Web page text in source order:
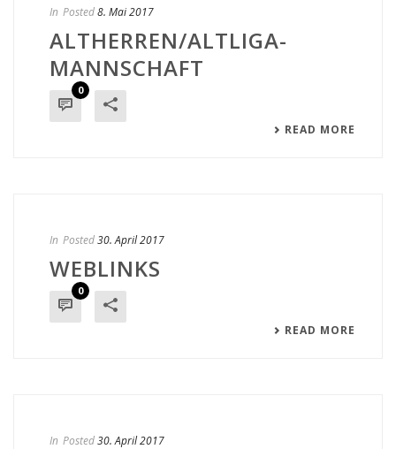
In Posted8. Mai 2017
ALTHERREN/ALTLIGA-
MANNSCHAFT
0
READ MORE
In Posted30. April 2017
WEBLINKS
0
READ MORE
In Posted30. April 2017